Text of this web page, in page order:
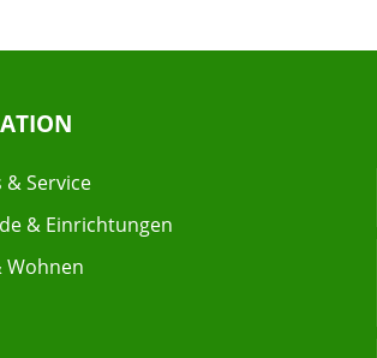
& Service
& Einrichtungen
Wohnen